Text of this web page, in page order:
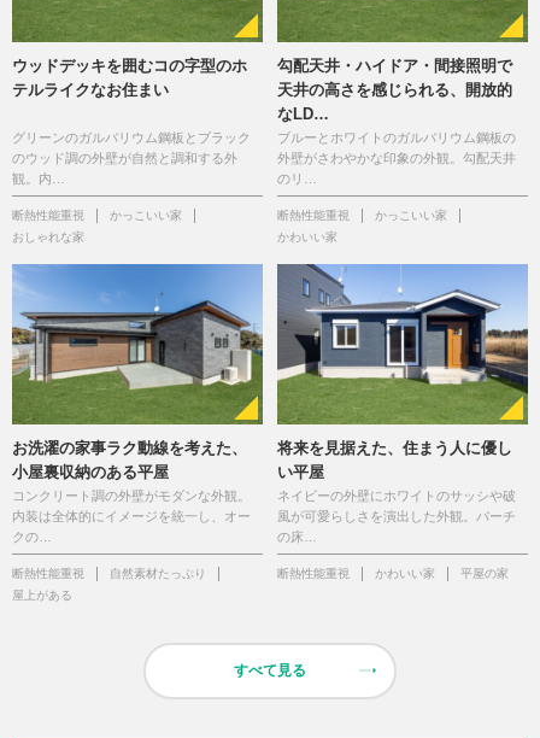
ウッドデッキを囲むコの字型のホ
テルライクなお住まい
グリーンのガルバリウム鋼板とブラック
のウッド調の外壁が自然と調和する外
観。内…
断熱性能重視
かっこいい家
おしゃれな家
勾配天井・ハイドア・間接照明で
天井の高さを感じられる、開放的
なLD…
ブルーとホワイトのガルバリウム鋼板の
外壁がさわやかな印象の外観。勾配天井
のリ…
断熱性能重視
かっこいい家
かわいい家
お洗濯の家事ラク動線を考えた、
小屋裏収納のある平屋
コンクリート調の外壁がモダンな外観。
内装は全体的にイメージを統一し、オー
クの…
断熱性能重視
自然素材たっぷり
屋上がある
将来を見据えた、住まう人に優し
い平屋
ネイビーの外壁にホワイトのサッシや破
風が可愛らしさを演出した外観。バーチ
の床…
断熱性能重視 かわいい家 平屋の家
すべて見る